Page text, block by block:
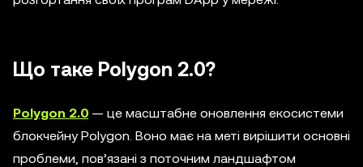
Що таке Polygon 2.0?
Polygon 2.0 — це масштабне оновлення екосистеми
блокчейну Polygon. Воно має на меті вирішити основні
проблеми, пов’язані з поточним ландшафтом